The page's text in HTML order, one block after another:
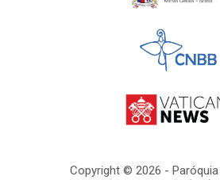
Copyright © 2026 - Paróquia